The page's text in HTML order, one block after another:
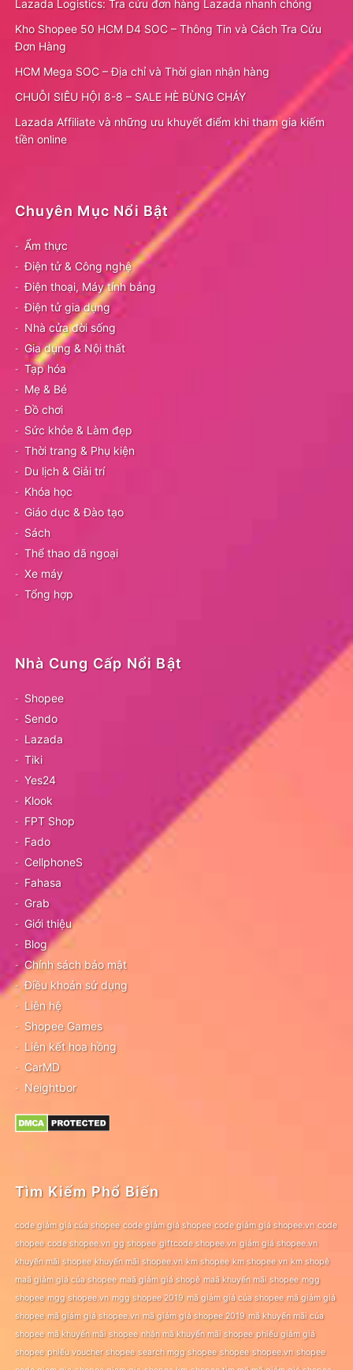
Lazada Logistics: Tra cứu đơn hàng Lazada nhanh chóng
Kho Shopee 50 HCM D4 SOC – Thông Tin và Cách Tra Cứu
Đơn Hàng
HCM Mega SOC – Địa chỉ và Thời gian nhận hàng
CHUỖI SIÊU HỘI 8-8 – SALE HÈ BÙNG CHÁY
Lazada Affiliate và những ưu khuyết điểm khi tham gia kiếm
tiền online
Chuyên Mục Nổi Bật
Ẩm thực
Điện tử & Công nghệ
Điện thoại, Máy tính bảng
Điện tử gia dụng
Nhà cửa đời sống
Gia dụng & Nội thất
Tạp hóa
Mẹ & Bé
Đồ chơi
Sức khỏe & Làm đẹp
Thời trang & Phụ kiện
Du lịch & Giải trí
Khóa học
Giáo dục & Đào tạo
Sách
Thể thao dã ngoại
Xe máy
Tổng hợp
Nhà Cung Cấp Nổi Bật
Shopee
Sendo
Lazada
Tiki
Yes24
Klook
FPT Shop
Fado
CellphoneS
Fahasa
Grab
Giới thiệu
Blog
Chính sách bảo mật
Điều khoản sử dụng
Liên hệ
Shopee Games
Liên kết hoa hồng
CarMD
Neightbor
Tìm Kiếm Phổ Biến
code giảm giá của shopee code giảm giá shopee code giảm giá shopee.vn code
shopee code shopee.vn gg shopee giftcode shopee.vn giảm giá shopee.vn
khuyến mãi shopee khuyến mãi shopee.vn km shopee km shopee vn km shopê
maã giảm giá của shopee maã giảm giá shopê maã khuyến mãi shopee mgg
shopee mgg shopee.vn mgg shopee 2019 mã giảm giá của shopee mã giảm giá
shopee mã giảm giá shopee.vn mã giảm giá shopee 2019 mã khuyến mãi của
shopee mã khuyến mãi shopee nhận mã khuyến mãi shopee phiếu giảm giá
shopee phiếu voucher shopee search mgg shopee shopee shopee.vn shopee